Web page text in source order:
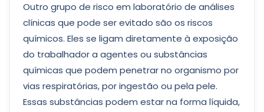
Outro grupo de risco em laboratório de análises
clínicas que pode ser evitado são os riscos
químicos. Eles se ligam diretamente à exposição
do trabalhador a agentes ou substâncias
químicas que podem penetrar no organismo por
vias respiratórias, por ingestão ou pela pele.
Essas substâncias podem estar na forma líquida,